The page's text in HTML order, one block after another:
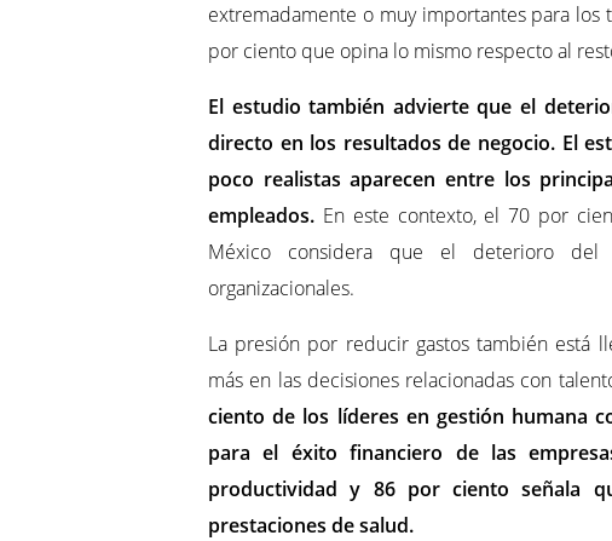
extremadamente o muy importantes para
por ciento que opina lo mismo respecto al
El estudio también advierte que el
directo en los resultados de negocio. El
poco realistas aparecen entre los
empleados. En este contexto, el 70 por
México considera que el deterioro del
organizacionales.
La presión por reducir gastos también está
más en las decisiones relacionadas con
ciento de los líderes en gestión humana
para el éxito financiero de las
productividad y 86 por ciento señala
prestaciones de salud.